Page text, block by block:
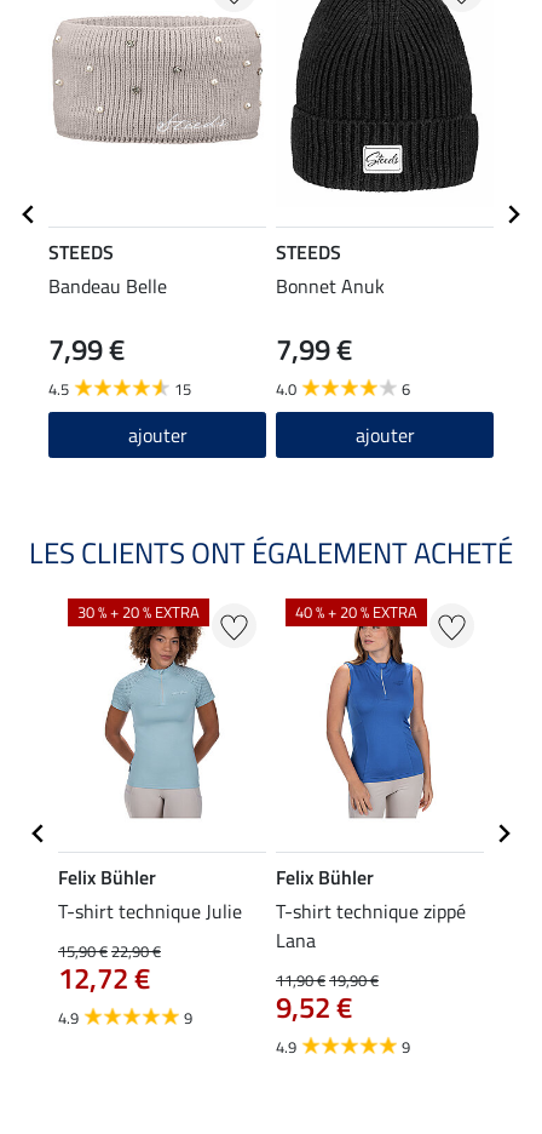
STEEDS
Bandeau Belle
7,99 €
4.5 15
ajouter
STEEDS
Bonnet Anuk
7,99 €
4.0 6
ajouter
LES CLIENTS ONT ÉGALEMENT ACHETÉ
30 % + 20 % EXTRA
Felix Bühler
T-shirt technique Julie
15,90 €22,90 €
12,72 €
4.9 9
40 % + 20 % EXTRA
Felix Bühler
T-shirt technique zippé
Lana
11,90 €19,90 €
9,52 €
4.9 9